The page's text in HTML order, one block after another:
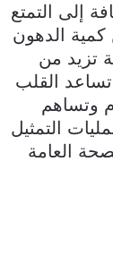
إلى التمتع
كمية الدهون
تزيد من
تساعد القلب
وتساهم
التمثيل
العامة